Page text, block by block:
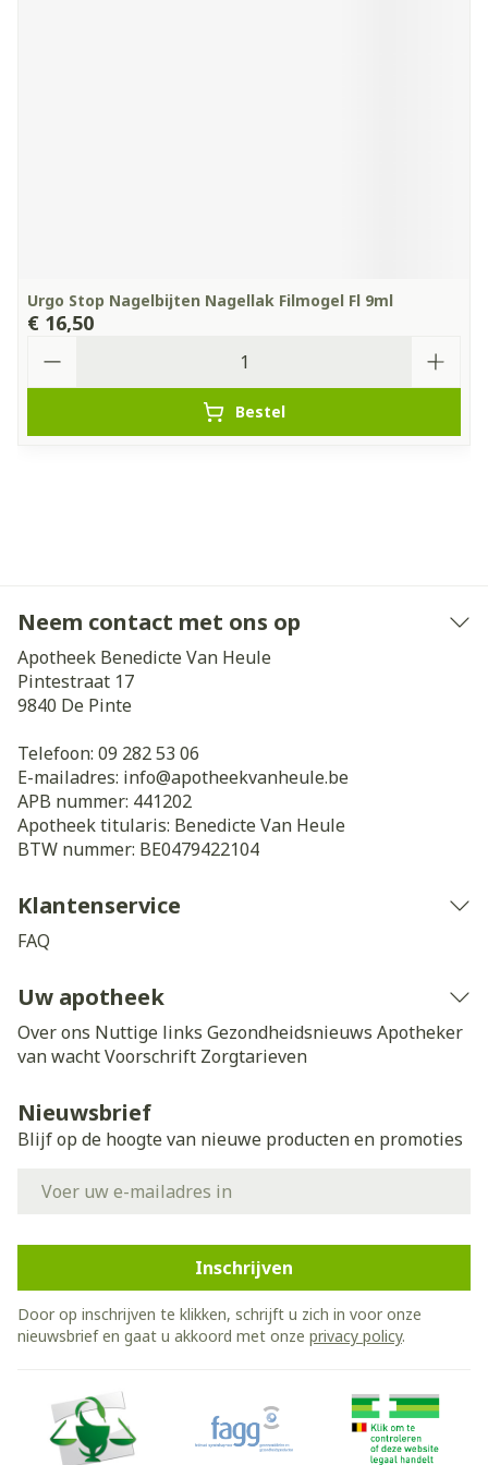
Urgo Stop Nagelbijten Nagellak Filmogel Fl 9ml
€ 16,50
Bestel
Neem contact met ons op
Apotheek Benedicte Van Heule
Pintestraat 17
9840 De Pinte
Telefoon: 09 282 53 06
E-mailadres: info@apotheekvanheule.be
APB nummer: 441202
Apotheek titularis: Benedicte Van Heule
BTW nummer: BE0479422104
Klantenservice
FAQ
Uw apotheek
Over ons Nuttige links Gezondheidsnieuws Apotheker
van wachtVoorschrift Zorgtarieven
Nieuwsbrief
Blijf op de hoogte van nieuwe producten en promoties
Inschrijven
Door op inschrijven te klikken, schrijft u zich in voor onze
nieuwsbrief en gaat u akkoord met onze privacy policy.